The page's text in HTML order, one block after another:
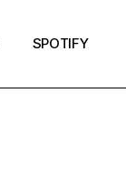
SPOTIFY